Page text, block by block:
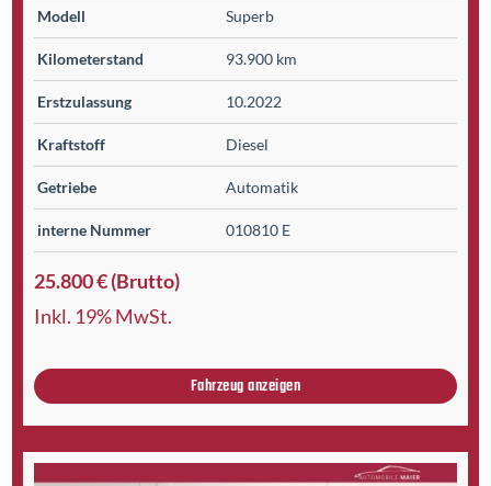
Modell Superb
Kilometer­stand 93.900 km
Erst­zulassung 10.2022
Kraftstoff Diesel
Getriebe Automatik
interne Nummer 010810 E
25.800 € (Brutto)
Inkl. 19% MwSt.
Fahrzeug anzeigen